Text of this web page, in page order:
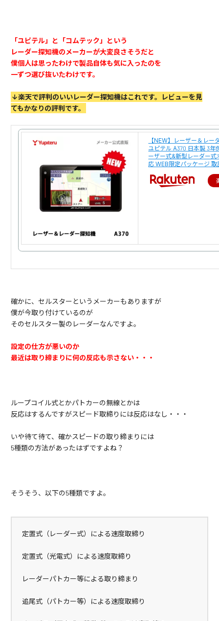
「ユピテル」と「コムテック」という
レーダー探知機のメーカーが大変良さそうだと
僕個人は思ったわけで製品自体も気に入ったのを
一ずつ選び抜いたわけです。
↓楽天で評判のいいレーダー探知機はこれです。レビューを見
てもかなりの評判です。
【NEW】レーザー＆レー
ユピテル A370 日本製 3年
ーザー式&新型レーダー式
応 WEB限定パッケージ
確かに、セルスターというメーカーもありますが
僕が今取り付けているのが
そのセルスター製のレーダーなんですよ。
設定の仕方が悪いのか
最近は取り締まりに何の反応も示さない・・・
ループコイル式とかパトカーの無線とかは
反応はするんですがスピード取締りには反応はなし・・・
いや待て待て、確かスピードの取り締まりには
5種類の方法があったはずですよね？
そうそう、以下の5種類ですよ。
定置式（レーダー式）による速度取締り
定置式（光電式）による速度取締り
レーダーパトカー等による取り締まり
追尾式（パトカー等）による速度取締り